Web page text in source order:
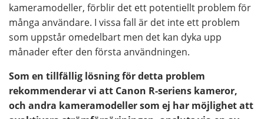
kameramodeller, förblir det ett potentiellt problem för
många användare. I vissa fall är det inte ett problem
som uppstår omedelbart men det kan dyka upp
månader efter den första användningen.
Som en tillfällig lösning för detta problem
rekommenderar vi att Canon R-seriens kameror,
och andra kameramodeller som ej har möjlighet att